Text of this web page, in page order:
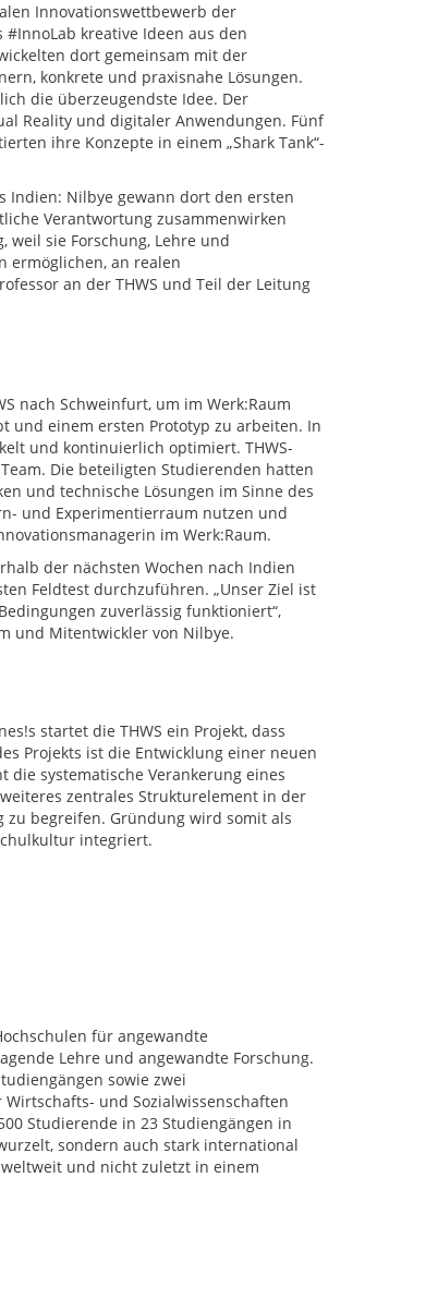
Innovationswettbewerb der
kreative Ideen aus den
dort gemeinsam mit der
konkrete und praxisnahe Lösungen.
die überzeugendste Idee. Der
Reality und digitaler Anwendungen. Fünf
ihre Konzepte in einem „Shark Tank“-
Indien: Nilbye gewann dort den ersten
Verantwortung zusammenwirken
weil sie Forschung, Lehre und
ermöglichen, an realen
an der THWS und Teil der Leitung
nach Schweinfurt, um im Werk:Raum
und einem ersten Prototyp zu arbeiten. In
und kontinuierlich optimiert. THWS-
Die beteiligten Studierenden hatten
und technische Lösungen im Sinne des
und Experimentierraum nutzen und
im Werk:Raum.
der nächsten Wochen nach Indien
Feldtest durchzuführen. „Unser Ziel ist
zuverlässig funktioniert“,
und Mitentwickler von Nilbye.
startet die THWS ein Projekt, dass
Projekts ist die Entwicklung einer neuen
systematische Verankerung eines
zentrales Strukturelement in der
begreifen. Gründung wird somit als
integriert.
für angewandte
Lehre und angewandte Forschung.
sowie zwei
und Sozialwissenschaften
Studierende in 23 Studiengängen in
sondern auch stark international
und nicht zuletzt in einem